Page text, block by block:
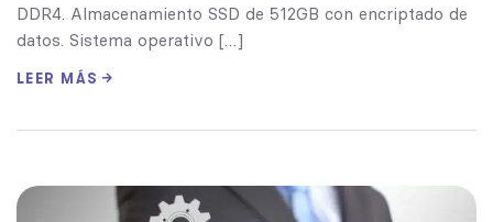
DDR4. Almacenamiento SSD de 512GB con encriptado de
datos. Sistema operativo […]
LEER MÁS